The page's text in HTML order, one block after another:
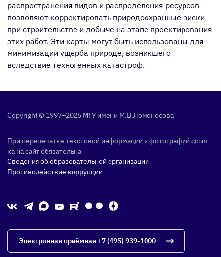
распространения видов и распределения ресурсов
позволяют корректировать природоохранные риски
при строительстве и добыче на этапе проектирования
этих работ. Эти карты могут быть использованы для
минимизации ущерба природе, возникшего
вследствие техногенных катастроф.
Copyright © 1997–2026 МГУ име­ни М.В.Ло­моно­сова
При пе­репе­чат­ке тек­сто­вой ин­форма­ции и фо­тог­ра­фий ссыл­
ка на сайт обя­затель­на
Сведения об образовательной организации
Противодействие коррупции
Электронная приёмная +7 (495) 939-1000